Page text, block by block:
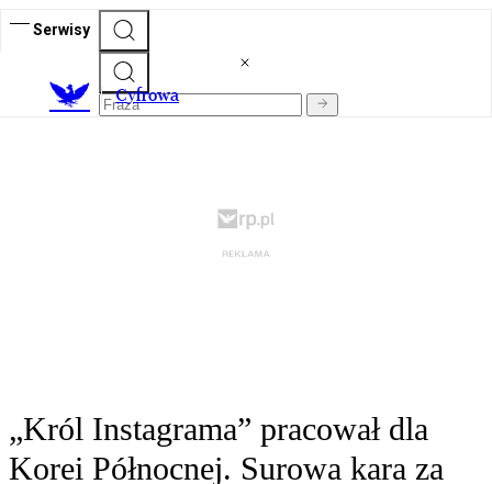
Serwisy
Cyfrowa
„Król Instagrama” pracował dla
Korei Północnej. Surowa kara za